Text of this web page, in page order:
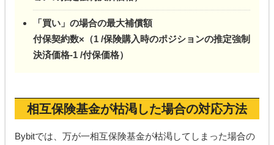
「買い」の場合の最大補償額
付保契約数×（1 /保険購入時のポジションの推定強制
決済価格-1 /付保価格）
相互保険基金が枯渇した場合の対応方法
Bybitでは、万が一相互保険基金が枯渇してしまった場合の